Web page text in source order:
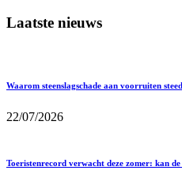
Laatste nieuws
Waarom steenslagschade aan voorruiten
22/07/2026
Toeristenrecord verwacht deze zomer: kan